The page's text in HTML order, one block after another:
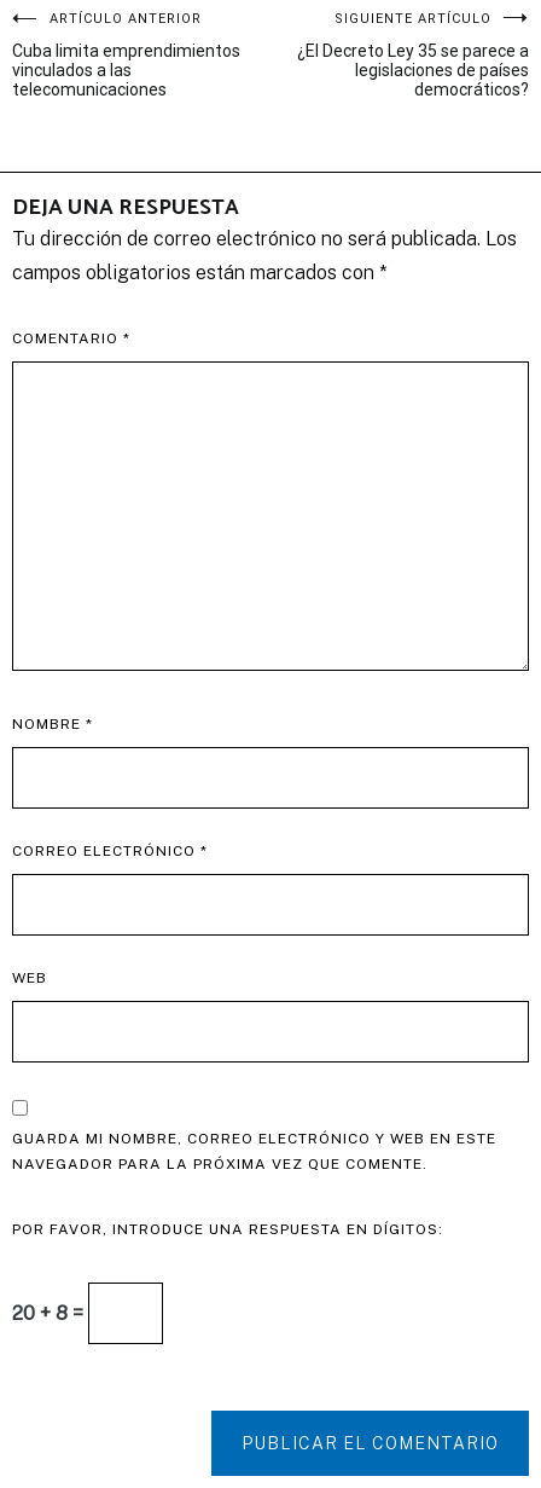
Navegación
de
ARTÍCULO ANTERIOR
Cuba limita emprendimientos
vinculados a las
telecomunicaciones
SIGUIENTE ARTÍCULO
¿El Decreto Ley 35 se parece a
legislaciones de países
democráticos?
DEJA UNA RESPUESTA
Tu dirección de correo electrónico no será publicada. Los
campos obligatorios están marcados con *
COMENTARIO *
NOMBRE *
CORREO ELECTRÓNICO *
WEB
GUARDA MI NOMBRE, CORREO ELECTRÓNICO Y WEB EN ESTE
NAVEGADOR PARA LA PRÓXIMA VEZ QUE COMENTE.
POR FAVOR, INTRODUCE UNA RESPUESTA EN DÍGITOS:
20 + 8 =
PUBLICAR EL COMENTARIO